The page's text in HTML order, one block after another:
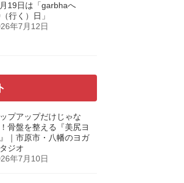
19日は「garbhaへ
行く）日」
年7月12日
プアップだけじゃな
骨盤を整える『美尻ヨ
｜市原市・八幡のヨガ
ジオ
年7月10日